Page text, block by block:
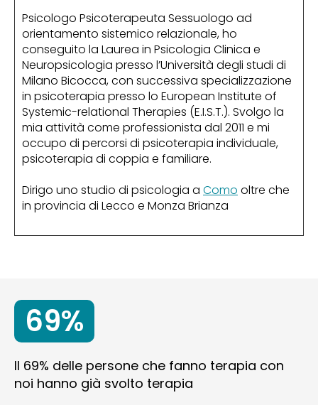
Psicologo Psicoterapeuta Sessuologo ad
orientamento sistemico relazionale, ho
conseguito la Laurea in Psicologia Clinica e
Neuropsicologia presso l’Università degli studi di
Milano Bicocca, con successiva specializzazione
in psicoterapia presso lo European Institute of
Systemic-relational Therapies (E.I.S.T.). Svolgo la
mia attività come professionista dal 2011 e mi
occupo di percorsi di psicoterapia individuale,
psicoterapia di coppia e familiare.
Dirigo uno studio di psicologia a Como oltre che
in provincia di Lecco e Monza Brianza
69%
Il 69% delle persone che fanno terapia con
noi hanno già svolto terapia